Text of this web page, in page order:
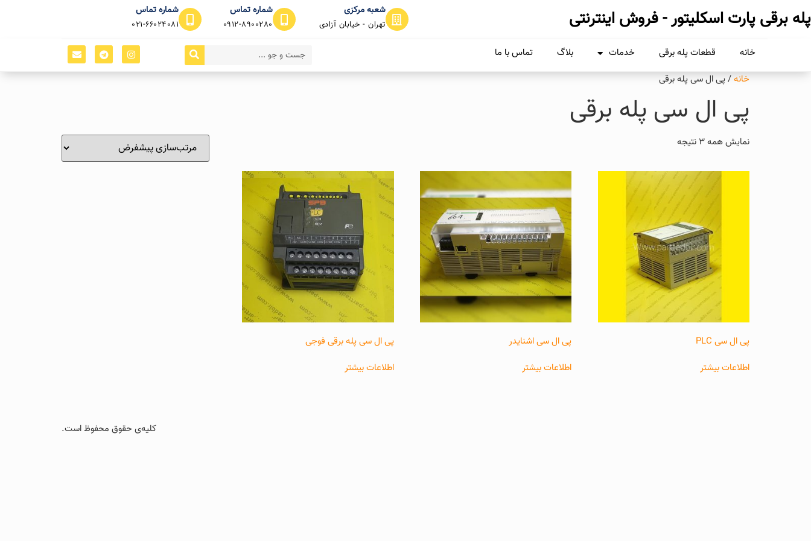
پله برقی پارت اسکلیتور - فروش اینترنتی شعبه مرکزی
تهران - خیابان آزادی
شماره تماس
0912-8900280
شماره تماس
021-66024081
خانه قطعات پله برقی خدمات بلاگ
تماس با ما
خانه/ پی ال سی پله برقی
پی ال سی پله برقی
نمایش همه 3 نتیجه
پی ال سی PLC
اطلاعات بیشتر
پی ال سی اشنایدر
اطلاعات بیشتر
پی ال سی پله برقی فوجی
اطلاعات بیشتر
کلیه‌ی حقوق محفوظ است.